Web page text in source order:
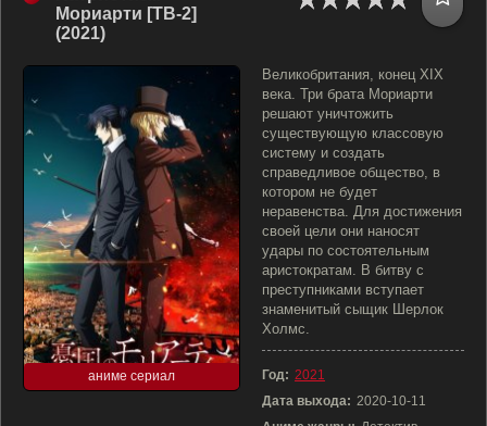
Мориарти [ТВ-2]
(2021)
аниме сериал
Великобритания, конец XIX
века. Три брата Мориарти
решают уничтожить
существующую классовую
систему и создать
справедливое общество, в
котором не будет
неравенства. Для достижения
своей цели они наносят
удары по состоятельным
аристократам. В битву с
преступниками вступает
знаменитый сыщик Шерлок
Холмс.
Год: 2021
Дата выхода: 2020-10-11